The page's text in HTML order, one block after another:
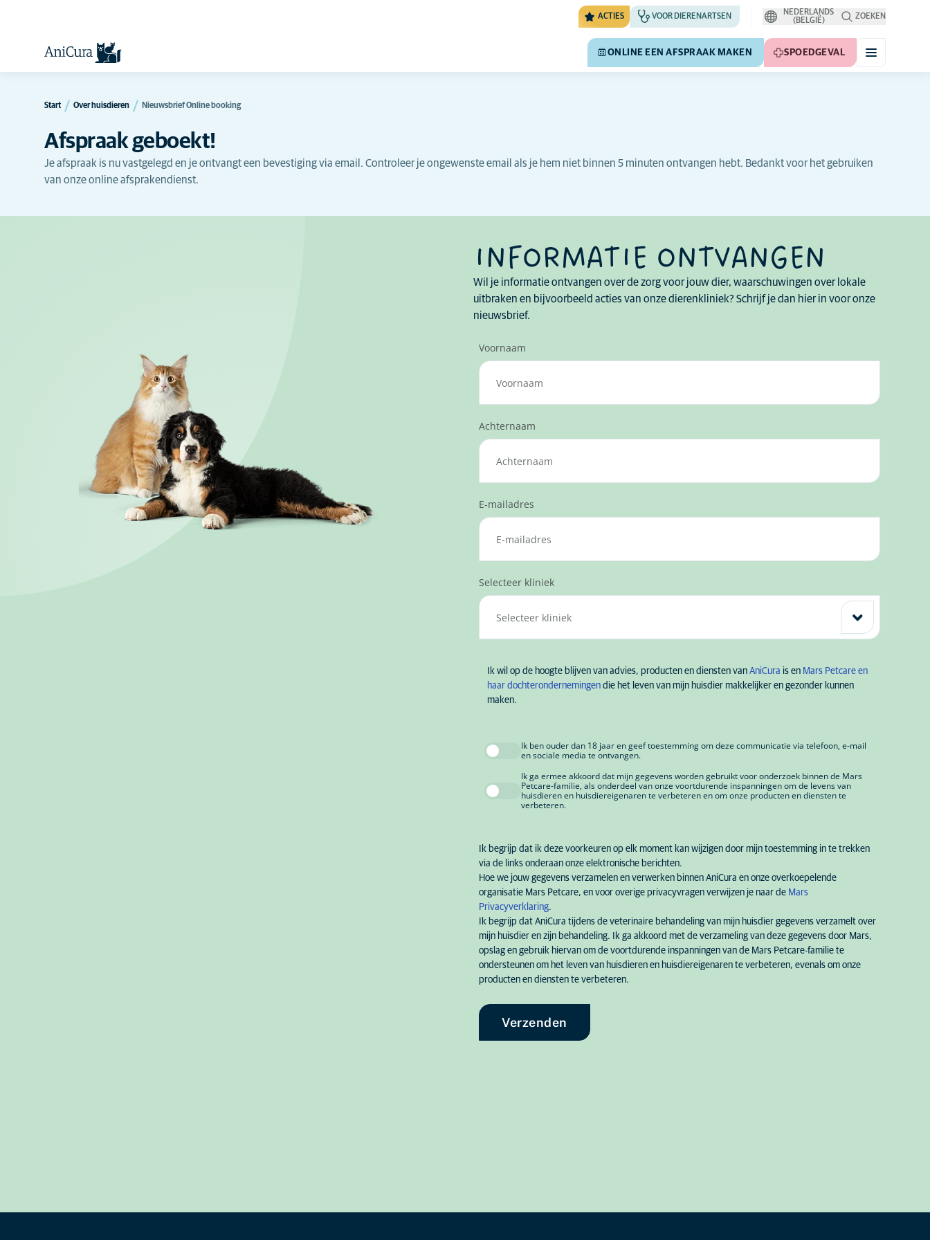
ACTIES VOOR DIERENARTSEN
NEDERLANDS
(BELGIË)
ZOEKEN
ONLINE EEN AFSPRAAK MAKEN SPOEDGEVAL
Start Over huisdieren Nieuwsbrief Online booking
Afspraak geboekt!
Je afspraak is nu vastgelegd en je ontvangt een bevestiging via email. Controleer je ongewenste email als je hem niet binnen 5 minuten ontvangen hebt. Bedankt voor het gebruiken
van onze online afsprakendienst.
INFORMATIE ONTVANGEN
Wil je informatie ontvangen over de zorg voor jouw dier, waarschuwingen over lokale
uitbraken en bijvoorbeeld acties van onze dierenkliniek? Schrijf je dan hier in voor onze
nieuwsbrief.
Voornaam
Achternaam
E-mailadres
Selecteer kliniek
Selecteer kliniek
Kapelle-op-den-Bos
den-Bos
Dierenartsencentrum Carolovet in Charleroi
Hasselt
Dierenartsencentrum Herckenrode te Hasselt
Beerse
Dierenartsencentrum Het Binnenhof te Beerse
Kiezen
Deinze
Dierenartsencentrum Hond en Kat te Deinze
Ik wil op de hoogte blijven van advies, producten en diensten van AniCura is en Mars Petcare en
haar dochterondernemingen die het leven van mijn huisdier makkelijker en gezonder kunnen
maken.
Ik ben ouder dan 18 jaar en geef toestemming om deze communicatie via telefoon, e-mail
en sociale media te ontvangen.
Ik ga ermee akkoord dat mijn gegevens worden gebruikt voor onderzoek binnen de Mars
Petcare-familie, als onderdeel van onze voortdurende inspanningen om de levens van
huisdieren en huisdiereigenaren te verbeteren en om onze producten en diensten te
verbeteren.
Ik begrijp dat ik deze voorkeuren op elk moment kan wijzigen door mijn toestemming in te trekken
via de links onderaan onze elektronische berichten.
Hoe we jouw gegevens verzamelen en verwerken binnen AniCura en onze overkoepelende
organisatie Mars Petcare, en voor overige privacyvragen verwijzen je naar de Mars
Privacyverklaring.
Ik begrijp dat AniCura tijdens de veterinaire behandeling van mijn huisdier gegevens verzamelt over
mijn huisdier en zijn behandeling. Ik ga akkoord met de verzameling van deze gegevens door Mars,
opslag en gebruik hiervan om de voortdurende inspanningen van de Mars Petcare-familie te
ondersteunen om het leven van huisdieren en huisdiereigenaren te verbeteren, evenals om onze
producten en diensten te verbeteren.
Verzenden